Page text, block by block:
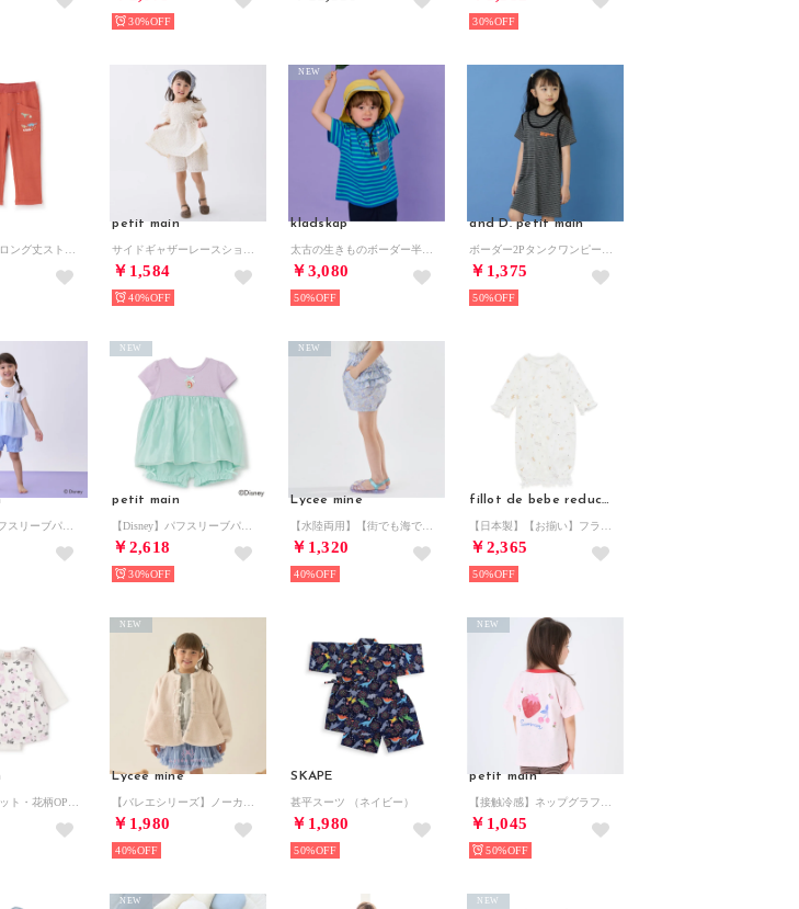
30% 30%
petit main
￥1,584
40%
kladskap
￥3,080
NEW
50%
and D. petit main
￥1,375
50%
petit main
￥2,618
NEW
30%
Lycee mine
￥1,320
NEW
40%
fillot de bebe reduction
￥2,365
50%
Lycee mine
￥1,980
NEW
40%
SKAPE
甚平スーツ （ネイビー）
￥1,980
50%
petit main
￥1,045
NEW
50%
NEW NEW